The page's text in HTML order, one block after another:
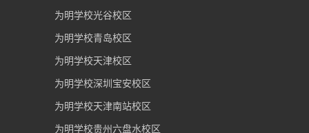
为明学校光谷校区
为明学校青岛校区
为明学校天津校区
为明学校深圳宝安校区
为明学校天津南站校区
为明学校贵州六盘水校区